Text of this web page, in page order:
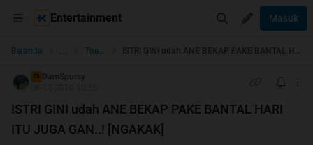
Entertainment Masuk
Beranda ... The Lounge
TS
DamSpursy
ISTRI GINI udah ANE BEKAP PAKE BANTAL HARI
ITU JUGA GAN..! [NGAKAK]